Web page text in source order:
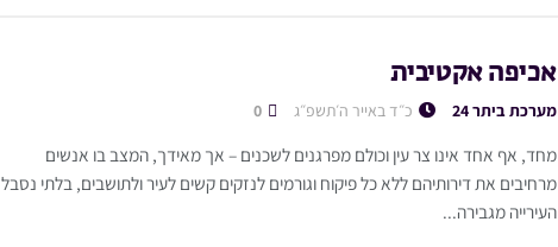
אכיפה אקטיבית
מערכת ביתר 24 כ״ד באייר ה׳תשפ״ג
מחד, אף אחד אינו צר עין וכולם מפרגנים לשכנים – אך מאידך, המצב בו אנשים
מרחיבים את דירותיהם ללא כל פיקוח וגורמים לנזקים קשים לעיר ולתושבים, בלתי נסבל
העירייה מגבירה...